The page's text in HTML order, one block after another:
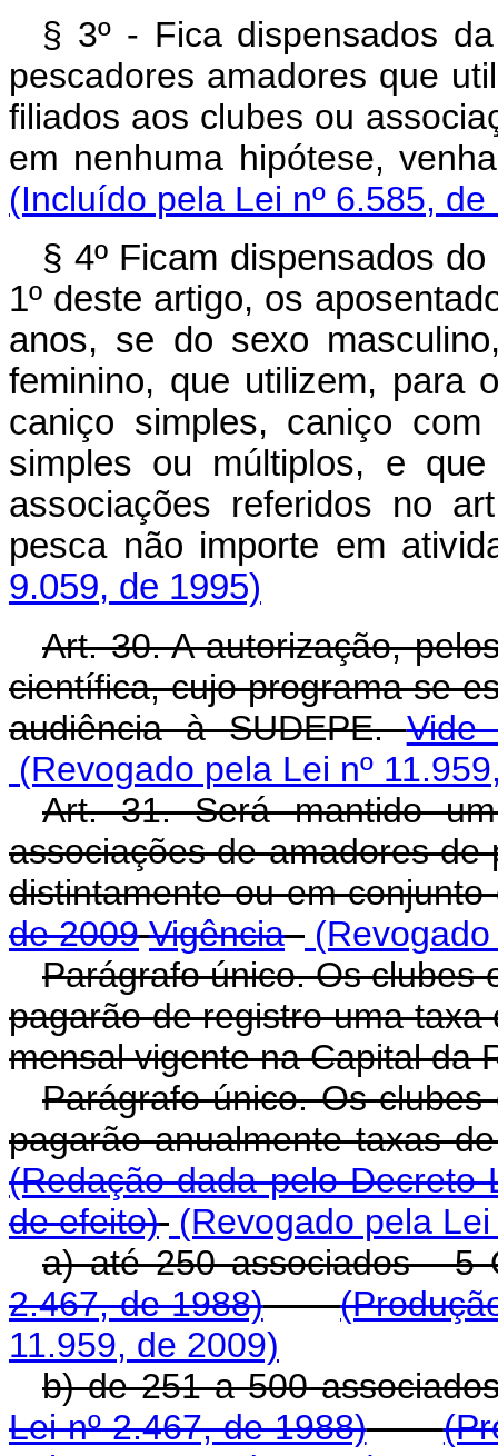
§ 3º - Fica dispensados
pescadores amadores que
filiados aos clubes ou
em nenhuma hipótese,
(Incluído pela Lei nº 6.585, de
§ 4º Ficam dispensados
1º deste artigo, os
anos, se do sexo
feminino, que utilizem, para
caniço simples, caniço
simples ou múltiplos, e
associações referidos no
pesca não importe em
9.059, de 1995)
Art. 30. A autorização,
científica, cujo programa se
audiência à SUDEPE.Vide
(Revogado pela Lei nº
Art. 31. Será mantido
associações de amadores
distintamente ou em
de 2009 Vigência
Parágrafo único. Os clubes
pagarão de registro uma
mensal vigente na Capital da
Parágrafo único. Os
pagarão anualmente taxas
(Redação dada pelo
de efeito) (Revogado pela
a) até 250 associados - 5
2.467, de 1988)
11.959, de 2009)
b) de 251 a 500
Lei nº 2.467, de 1988)